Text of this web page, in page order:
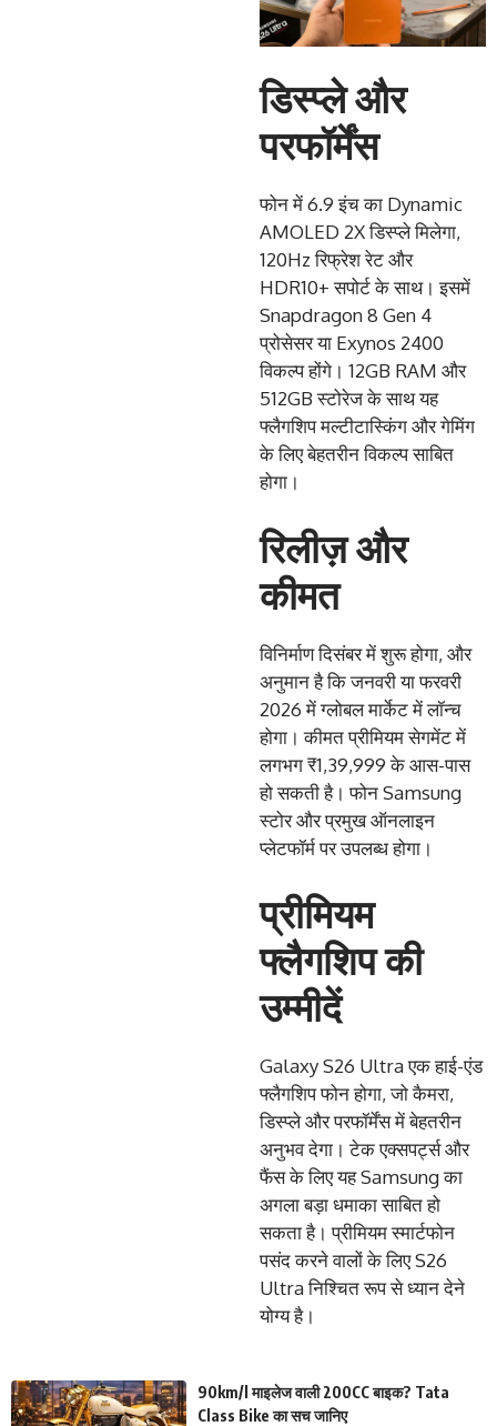
डिस्प्ले और
परफॉर्मेंस
फोन में 6.9 इंच का Dynamic
AMOLED 2X डिस्प्ले मिलेगा,
120Hz रिफ्रेश रेट और
HDR10+ सपोर्ट के साथ। इसमें
Snapdragon 8 Gen 4
प्रोसेसर या Exynos 2400
विकल्प होंगे। 12GB RAM और
512GB स्टोरेज के साथ यह
फ्लैगशिप मल्टीटास्किंग और गेमिंग
के लिए बेहतरीन विकल्प साबित
होगा।
रिलीज़ और
कीमत
विनिर्माण दिसंबर में शुरू होगा, और
अनुमान है कि जनवरी या फरवरी
2026 में ग्लोबल मार्केट में लॉन्च
होगा। कीमत प्रीमियम सेगमेंट में
लगभग ₹1,39,999 के आस-पास
हो सकती है। फोन Samsung
स्टोर और प्रमुख ऑनलाइन
प्लेटफॉर्म पर उपलब्ध होगा।
प्रीमियम
फ्लैगशिप की
उम्मीदें
Galaxy S26 Ultra एक हाई-एंड
फ्लैगशिप फोन होगा, जो कैमरा,
डिस्प्ले और परफॉर्मेंस में बेहतरीन
अनुभव देगा। टेक एक्सपर्ट्स और
फैंस के लिए यह Samsung का
अगला बड़ा धमाका साबित हो
सकता है। प्रीमियम स्मार्टफोन
पसंद करने वालों के लिए S26
Ultra निश्चित रूप से ध्यान देने
योग्य है।
90km/l माइलेज वाली 200CC बाइक? Tata
Class Bike का सच जानिए